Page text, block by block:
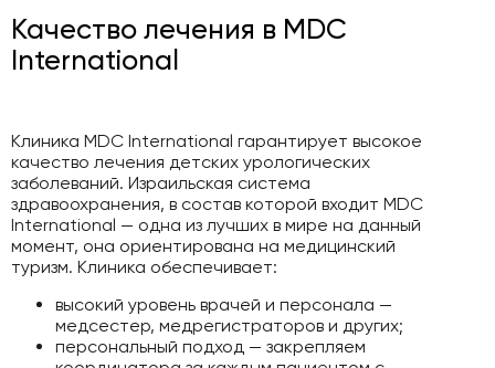
Качество лечения в MDC
International
Клиника MDC International гарантирует высокое
качество лечения детских урологических
заболеваний. Израильская система
здравоохранения, в состав которой входит MDC
International — одна из лучших в мире на данный
момент, она ориентирована на медицинский
туризм. Клиника обеспечивает:
высокий уровень врачей и персонала —
медсестер, медрегистраторов и других;
персональный подход — закрепляем